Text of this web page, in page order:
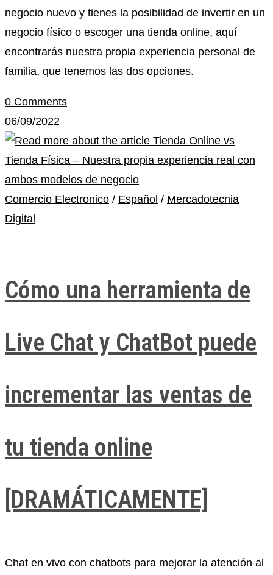
negocio nuevo y tienes la posibilidad de invertir en un
negocio físico o escoger una tienda online, aquí
encontrarás nuestra propia experiencia personal de
familia, que tenemos las dos opciones.
0 Comments
06/09/2022
Comercio Electronico / Español / Mercadotecnia
Digital
Cómo una herramienta de
Live Chat y ChatBot puede
incrementar las ventas de
tu tienda online
[DRAMÁTICAMENTE]
Chat en vivo con chatbots para mejorar la atención al